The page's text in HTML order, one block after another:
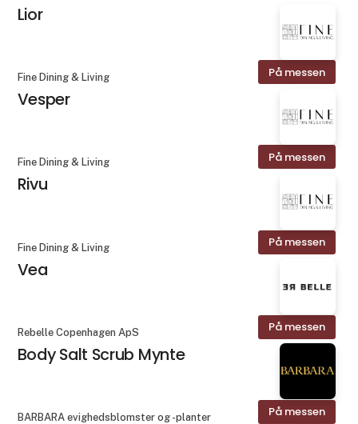
Lior
På messen
Fine Dining & Living
Vesper
På messen
Fine Dining & Living
Rivu
På messen
Fine Dining & Living
Vea
På messen
Rebelle Copenhagen ApS
Body Salt Scrub Mynte
På messen
BARBARA evighedsblomster og -planter